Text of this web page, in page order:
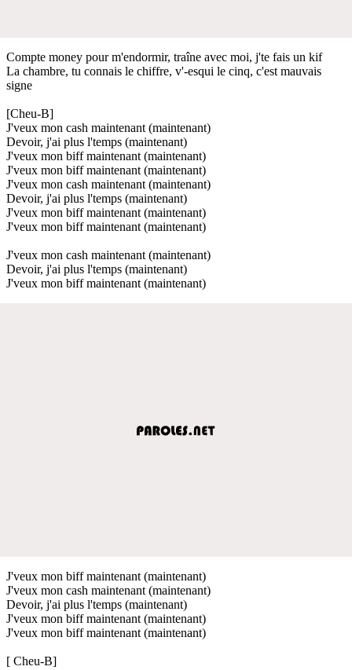
Compte money pour m'endormir, traîne avec moi, j'te fais un kif
La chambre, tu connais le chiffre, v'-esqui le cinq, c'est mauvais
signe
[Cheu-B]
J'veux mon cash maintenant (maintenant)
Devoir, j'ai plus l'temps (maintenant)
J'veux mon biff maintenant (maintenant)
J'veux mon biff maintenant (maintenant)
J'veux mon cash maintenant (maintenant)
Devoir, j'ai plus l'temps (maintenant)
J'veux mon biff maintenant (maintenant)
J'veux mon biff maintenant (maintenant)
J'veux mon cash maintenant (maintenant)
Devoir, j'ai plus l'temps (maintenant)
J'veux mon biff maintenant (maintenant)
J'veux mon biff maintenant (maintenant)
J'veux mon cash maintenant (maintenant)
Devoir, j'ai plus l'temps (maintenant)
J'veux mon biff maintenant (maintenant)
J'veux mon biff maintenant (maintenant)
[ Cheu-B]